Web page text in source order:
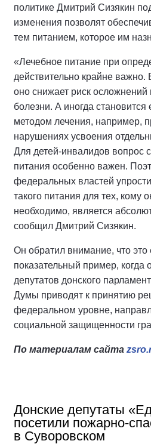
политике Дмитрий Сизякин
изменения позволят
тем питанием, которое им
«Лечебное питание при
действительно крайне важно.
оно снижает риск осложнений
болезни. А иногда
методом лечения, например,
нарушениях усвоения
Для детей-инвалидов вопрос
питания особенно важен.
федеральных властей
такого питания для тех, кому
необходимо, является
сообщил Дмитрий Сизякин.
Он обратил внимание, что
показательный пример, когда
депутатов донского
Думы приводят к принятию
федеральном уровне,
социальной защищенности
По материалам сайта
Донские депутаты
посетили пожарно-
в Суворовском